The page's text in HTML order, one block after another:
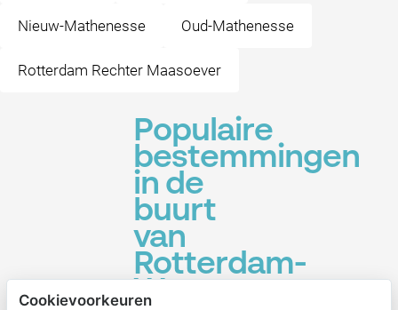
Nieuw-Mathenesse Oud-Mathenesse
Rotterdam Rechter Maasoever
Populaire
bestemmingen
in de
buurt
van
Rotterdam-
West
Cookievoorkeuren